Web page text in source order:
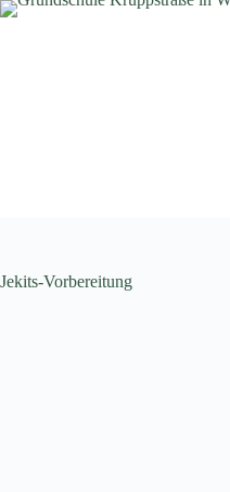
Zum
Jekits-Vorbereitung